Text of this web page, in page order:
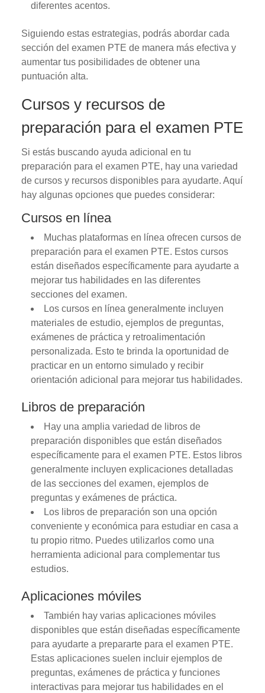
diferentes acentos.
Siguiendo estas estrategias, podrás abordar cada
sección del examen PTE de manera más efectiva y
aumentar tus posibilidades de obtener una
puntuación alta.
Cursos y recursos de
preparación para el examen PTE
Si estás buscando ayuda adicional en tu
preparación para el examen PTE, hay una variedad
de cursos y recursos disponibles para ayudarte. Aquí
hay algunas opciones que puedes considerar:
Cursos en línea
Muchas plataformas en línea ofrecen cursos de
preparación para el examen PTE. Estos cursos
están diseñados específicamente para ayudarte a
mejorar tus habilidades en las diferentes
secciones del examen.
Los cursos en línea generalmente incluyen
materiales de estudio, ejemplos de preguntas,
exámenes de práctica y retroalimentación
personalizada. Esto te brinda la oportunidad de
practicar en un entorno simulado y recibir
orientación adicional para mejorar tus habilidades.
Libros de preparación
Hay una amplia variedad de libros de
preparación disponibles que están diseñados
específicamente para el examen PTE. Estos libros
generalmente incluyen explicaciones detalladas
de las secciones del examen, ejemplos de
preguntas y exámenes de práctica.
Los libros de preparación son una opción
conveniente y económica para estudiar en casa a
tu propio ritmo. Puedes utilizarlos como una
herramienta adicional para complementar tus
estudios.
Aplicaciones móviles
También hay varias aplicaciones móviles
disponibles que están diseñadas específicamente
para ayudarte a prepararte para el examen PTE.
Estas aplicaciones suelen incluir ejemplos de
preguntas, exámenes de práctica y funciones
interactivas para mejorar tus habilidades en el